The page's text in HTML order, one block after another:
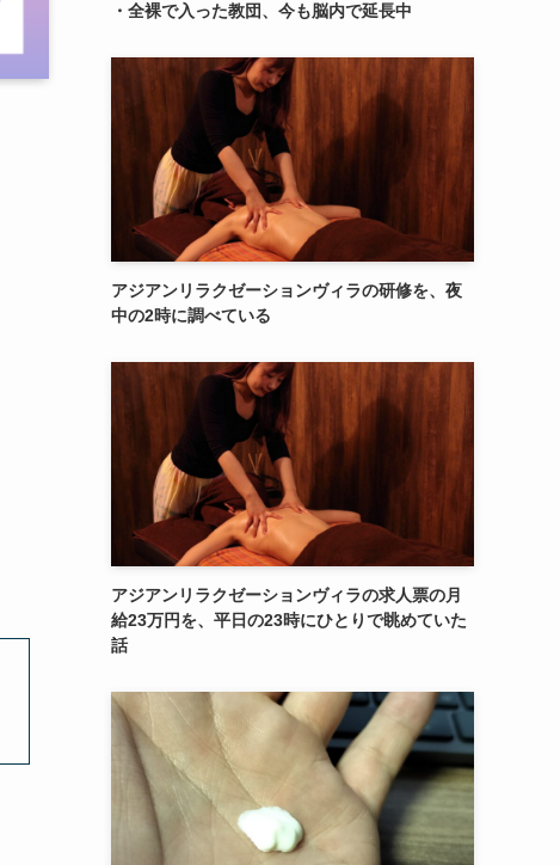
・全裸で入った教団、今も脳内で延長中
アジアンリラクゼーションヴィラの研修を、夜
中の2時に調べている
アジアンリラクゼーションヴィラの求人票の月
給23万円を、平日の23時にひとりで眺めていた
話